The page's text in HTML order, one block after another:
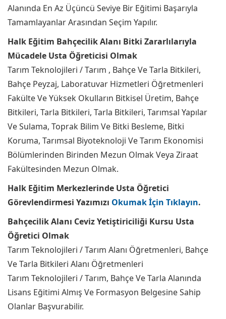
Alanında En Az Üçüncü Seviye Bir Eğitimi Başarıyla
Tamamlayanlar Arasından Seçim Yapılır.
Halk Eğitim Bahçecilik Alanı Bitki Zararlılarıyla
Mücadele Usta Öğreticisi Olmak
Tarım Teknolojileri / Tarım , Bahçe Ve Tarla Bitkileri,
Bahçe Peyzaj, Laboratuvar Hizmetleri Öğretmenleri
Fakülte Ve Yüksek Okulların Bitkisel Üretim, Bahçe
Bitkileri, Tarla Bitkileri, Tarla Bitkileri, Tarımsal Yapılar
Ve Sulama, Toprak Bilim Ve Bitki Besleme, Bitki
Koruma, Tarımsal Biyoteknoloji Ve Tarım Ekonomisi
Bölümlerinden Birinden Mezun Olmak Veya Ziraat
Fakültesinden Mezun Olmak.
Halk Eğitim Merkezlerinde Usta Öğretici
Görevlendirmesi Yazımızı Okumak İçin Tıklayın.
Bahçecilik Alanı Ceviz Yetiştiriciliği Kursu Usta
Öğretici Olmak
Tarım Teknolojileri / Tarım Alanı Öğretmenleri, Bahçe
Ve Tarla Bitkileri Alanı Öğretmenleri
Tarım Teknolojileri / Tarım, Bahçe Ve Tarla Alanında
Lisans Eğitimi Almış Ve Formasyon Belgesine Sahip
Olanlar Başvurabilir.